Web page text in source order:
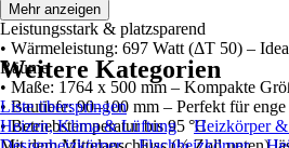
Leistungsstark & platzsparend
• Wärmeleistung: 697 Watt (ΔT 50) –
Räume
• Maße: 1764 x 500 mm – Kompakte
• Bautiefe: 90–100 mm – Perfekt für
• Betriebstemperatur bis 95 °C
Mehr anzeigen
Weitere Kategorien
Liste überspringen
Heizen, Klima & Lüftung
Heizkörper